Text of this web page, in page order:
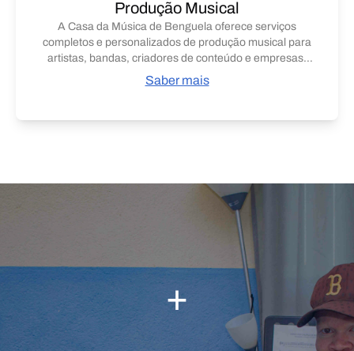
experiência profissional e única, fortalecendo a coesão
de grupos, explorando novos arranjos e garantindo
preparação de qualidade para apresentações e
gravações.
Produção Musical
A Casa da Música de Benguela oferece serviços
completos e personalizados de produção musical para
artistas, bandas, criadores de conteúdo e empresas,
com uma equipe de produtores, engenheiros de som e
músicos experientes. A CDM acompanha todas as
finalização, garantindo gravações de alta qualidade,
Marcelina, Felino Chiwale, Avó Gia e Natanie, com
produções de destaque como A Ngala Okola, Angala
Tukupinga, Arrepende-te, A Vida é Curta, Omunga,
Andamento de Camaleão, Dimme e Mulher de Tropa.
Saber mais
+